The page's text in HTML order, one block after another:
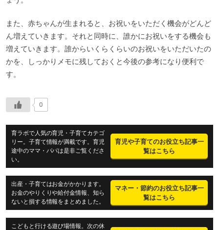
また、赤ちゃんが生まれると、お祝いをいただく機会がどんど
ん増えていきます。それと同時に、誰かにお祝いをする機会も
増えていきます。誰からいくらくらいのお祝いをいただいたの
かを、しっかりメモに残しておくと今後の参考になり便利で
す。
0
育ラボで人気の育児・子育てカテゴ
リー。子育て情報が満載です。育児
途中のママ・パパは是非ご覧くださ
い。
育児や子育てのお役立ち記事一
覧はこちら
出産・子育てはお金がかかります。
お金のやりくりや給付金情報、知ら
ないと損する情報をまとめました。
マネー・節約のお役立ち記事一
覧はこちら
こどもと行ける遊び場情報。次の休